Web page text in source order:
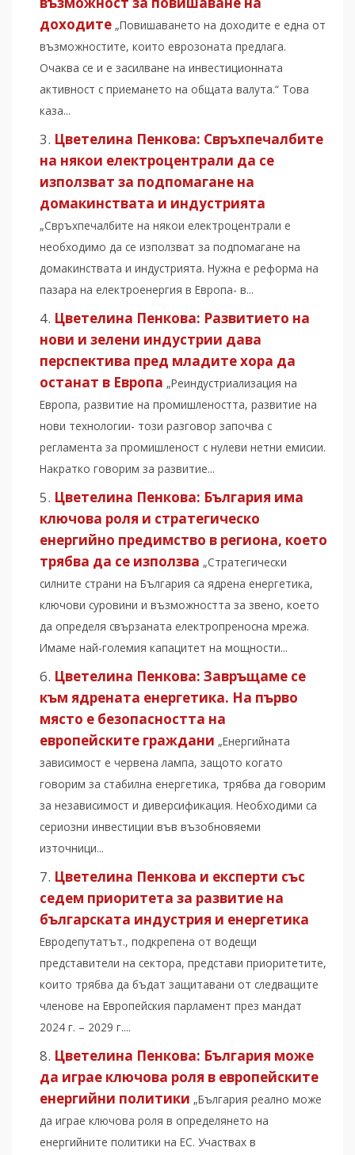
доходите „Повишаването на доходите е една от
възможностите, които еврозоната предлага.
Очаква се и е засилване на инвестиционната
активност с приемането на общата валута.“ Това
каза...
Цветелина Пенкова: Свръхпечалбите
на някои електроцентрали да се
използват за подпомагане на
домакинствата и индустрията
„Свръхпечалбите на някои електроцентрали е
необходимо да се използват за подпомагане на
домакинствата и индустрията. Нужна е реформа на
пазара на електроенергия в Европа- в...
Цветелина Пенкова: Развитието на
нови и зелени индустрии дава
перспектива пред младите хора да
останат в Европа „Реиндустриализация на
Европа, развитие на промишлеността, развитие на
нови технологии- този разговор започва с
регламента за промишленост с нулеви нетни емисии.
Накратко говорим за развитие...
Цветелина Пенкова: България има
ключова роля и стратегическо
енергийно предимство в региона, което
трябва да се използва „Стратегически
силните страни на България са ядрена енергетика,
ключови суровини и възможността за звено, което
да определя свързаната електропреносна мрежа.
Имаме най-големия капацитет на мощности...
Цветелина Пенкова: Завръщаме се
към ядрената енергетика. На първо
място е безопасността на
европейските граждани „Енергийната
зависимост е червена лампа, защото когато
говорим за стабилна енергетика, трябва да говорим
за независимост и диверсификация. Необходими са
сериозни инвестиции във възобновяеми
източници...
Цветелина Пенкова и експерти със
седем приоритета за развитие на
българската индустрия и енергетика
Евродепутатът., подкрепена от водещи
представители на сектора, представи приоритетите,
които трябва да бъдат защитавани от следващите
членове на Европейския парламент през мандат
2024 г. – 2029 г....
Цветелина Пенкова: България може
да играе ключова роля в европейските
енергийни политики „България реално може
да играе ключова роля в определянето на
енергийните политики на ЕС. Участвах в